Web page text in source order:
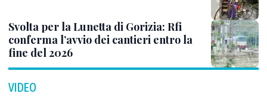
Svolta per la Lunetta di Gorizia: Rfi
conferma l’avvio dei cantieri entro la
fine del 2026
VIDEO